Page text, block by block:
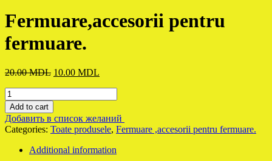
Fermuare,accesorii pentru
fermuare.
20.00MDL Original
20.00 MDL.
10.00 MDL
Fermuare,accesorii
pentru
fermuare.
quantity
Add to cart
Добавить в список желаний
Categories: Toate produsele, Fermuare ,accesorii pentru fermuare.
Additional information